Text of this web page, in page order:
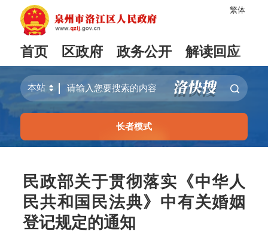
繁体
首页 区政府 政务公开 解读回应
长者模式
民政部关于贯彻落实《中华人
民共和国民法典》中有关婚姻
登记规定的通知